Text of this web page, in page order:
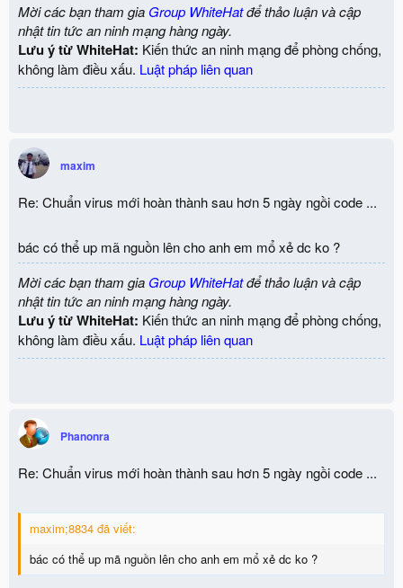
Mời các bạn tham gia Group WhiteHatđể thảo luận và cập
nhật tin tức an ninh mạng hàng ngày.
Lưu ý từ WhiteHat: Kiến thức an ninh mạng để phòng chống,
không làm điều xấu. Luật pháp liên quan
maxim
Re: Chuẩn virus mới hoàn thành sau hơn 5 ngày ngồi code ...
bác có thể up mã nguồn lên cho anh em mổ xẻ dc ko ?
Mời các bạn tham gia Group WhiteHatđể thảo luận và cập
nhật tin tức an ninh mạng hàng ngày.
Lưu ý từ WhiteHat: Kiến thức an ninh mạng để phòng chống,
không làm điều xấu. Luật pháp liên quan
Phanonra
Re: Chuẩn virus mới hoàn thành sau hơn 5 ngày ngồi code ...
maxim;8834 đã viết:
bác có thể up mã nguồn lên cho anh em mổ xẻ dc ko ?